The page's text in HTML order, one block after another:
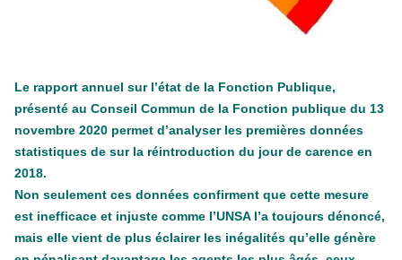
Le rapport annuel sur l’état de la Fonction Publique,
présenté au Conseil Commun de la Fonction publique du 13
novembre 2020 permet d’analyser les premières données
statistiques de sur la réintroduction du jour de carence en
2018.
Non seulement ces données confirment que cette mesure
est inefficace et injuste comme l’UNSA l’a toujours dénoncé,
mais elle vient de plus éclairer les inégalités qu’elle génère